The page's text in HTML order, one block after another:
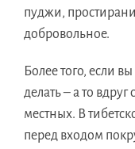
пуджи,
добровольное.
Более того, если
делать – а то
местных. В
перед входом